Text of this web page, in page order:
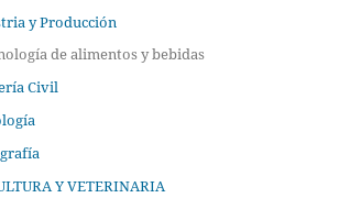
y Producción
de alimentos y bebidas
Civil
Y VETERINARIA